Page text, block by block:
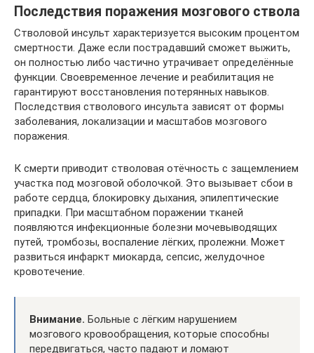
Последствия поражения мозгового ствола
Стволовой инсульт характеризуется высоким процентом
смертности. Даже если пострадавший сможет выжить,
он полностью либо частично утрачивает определённые
функции. Своевременное лечение и реабилитация не
гарантируют восстановления потерянных навыков.
Последствия стволового инсульта зависят от формы
заболевания, локализации и масштабов мозгового
поражения.
К смерти приводит стволовая отёчность с защемлением
участка под мозговой оболочкой. Это вызывает сбои в
работе сердца, блокировку дыхания, эпилептические
припадки. При масштабном поражении тканей
появляются инфекционные болезни мочевыводящих
путей, тромбозы, воспаление лёгких, пролежни. Может
развиться инфаркт миокарда, сепсис, желудочное
кровотечение.
Внимание. Больные с лёгким нарушением
мозгового кровообращения, которые способны
передвигаться, часто падают и ломают